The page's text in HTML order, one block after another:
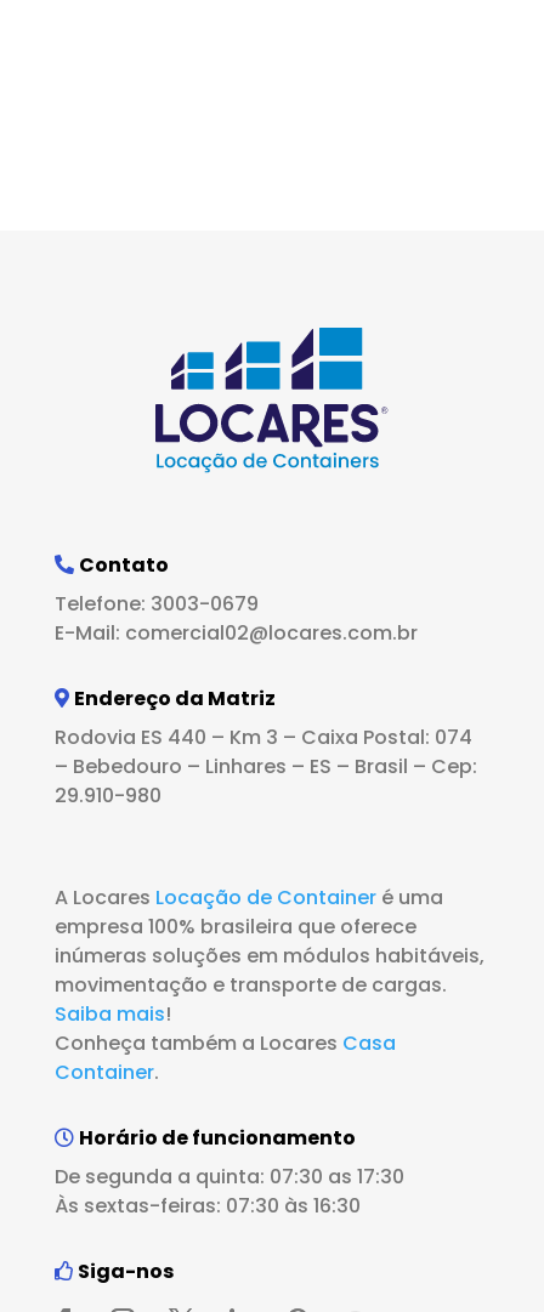
Contato
Telefone: 3003-0679
E-Mail: comercial02@locares.com.br
Endereço da Matriz
Rodovia ES 440 – Km 3 – Caixa Postal: 074
– Bebedouro – Linhares – ES – Brasil – Cep:
29.910-980
A Locares Locação de Containeré uma
empresa 100% brasileira que oferece
inúmeras soluções em módulos habitáveis,
movimentação e transporte de cargas.
Saiba mais!
Conheça também a Locares Casa
Container.
Horário de funcionamento
De segunda a quinta: 07:30 as 17:30
Às sextas-feiras: 07:30 às 16:30
Siga-nos